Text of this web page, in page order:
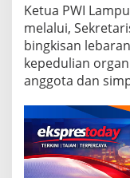
Ketua PWI
melalui,
bingkisan
kepedulian
anggota dan